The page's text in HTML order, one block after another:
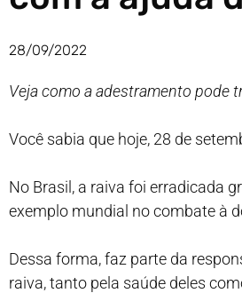
28/09/2022
Veja como a adestramento pode
Você sabia que hoje, 28 de
No Brasil, a raiva foi erradicada
exemplo mundial no combate à
Dessa forma, faz parte da
raiva, tanto pela saúde deles